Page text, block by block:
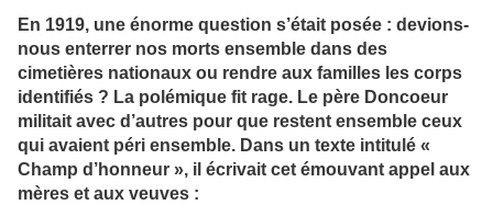
En 1919, une énorme question s’était posée : devions-
nous enterrer nos morts ensemble dans des
cimetières nationaux ou rendre aux familles les corps
identifiés ? La polémique fit rage. Le père Doncoeur
militait avec d’autres pour que restent ensemble ceux
qui avaient péri ensemble. Dans un texte intitulé «
Champ d’honneur », il écrivait cet émouvant appel aux
mères et aux veuves :